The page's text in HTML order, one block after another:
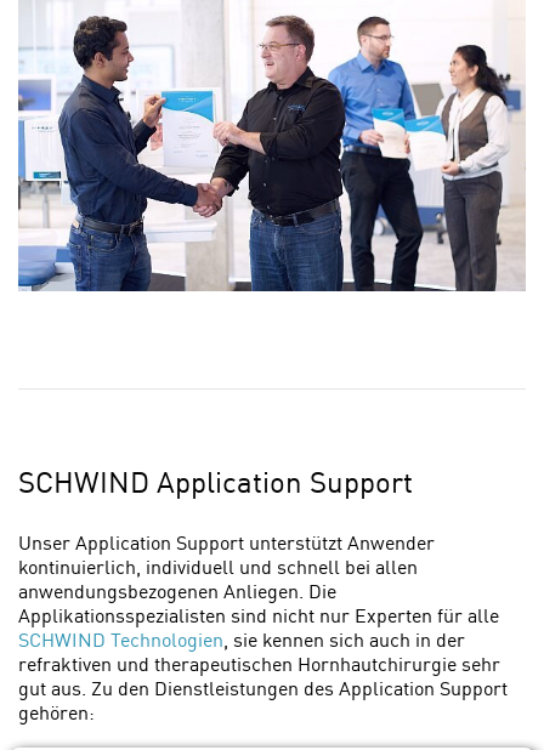
SCHWIND Application Support
Unser Application Support unterstützt Anwender
kontinuierlich, individuell und schnell bei allen
anwendungsbezogenen Anliegen. Die
Applikationsspezialisten sind nicht nur Experten für alle
SCHWIND Technologien, sie kennen sich auch in der
refraktiven und therapeutischen Hornhautchirurgie sehr
gut aus. Zu den Dienstleistungen des Application Support
gehören: